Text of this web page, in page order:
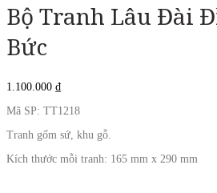
Bộ Tranh Lâu Đài
Bức
1.100.000 ₫
Mã SP: TT1218
Tranh gốm sứ, khu gỗ.
Kích thước mỗi tranh: 165 mm x 290 mm